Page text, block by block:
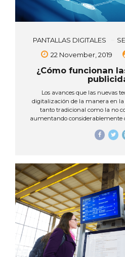
PANTALLAS DIGITALES
22 November, 2019
¿Cómo funcionan
Los avances que las nuevas
digitalización de la manera en
tanto tradicional como la no
aumentando considerablemente
interiores y exteriores, en donde
en la industria y la oferta de
un país altamente digitalizado